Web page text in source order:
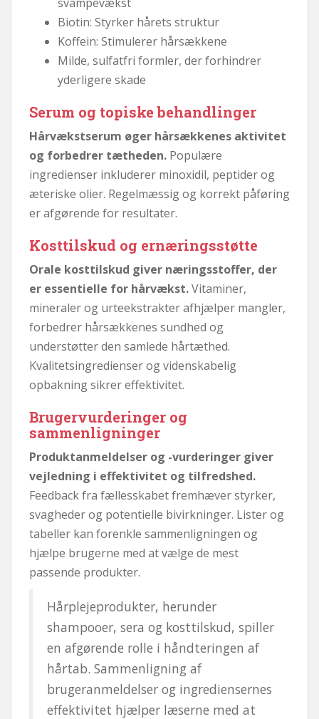
Biotin: Styrker hårets struktur
Koffein: Stimulerer hårsækkene
Milde, sulfatfri formler, der forhindrer
yderligere skade
Serum og topiske behandlinger
Hårvækstserum øger hårsækkenes aktivitet
og forbedrer tætheden. Populære
ingredienser inkluderer minoxidil, peptider og
æteriske olier. Regelmæssig og korrekt påføring
er afgørende for resultater.
Kosttilskud og ernæringsstøtte
Orale kosttilskud giver næringsstoffer, der
er essentielle for hårvækst.Vitaminer,
mineraler og urteekstrakter afhjælper mangler,
forbedrer hårsækkenes sundhed og
understøtter den samlede hårtæthed.
Kvalitetsingredienser og videnskabelig
opbakning sikrer effektivitet.
Brugervurderinger og
sammenligninger
Produktanmeldelser og -vurderinger giver
vejledning i effektivitet og tilfredshed.
Feedback fra fællesskabet fremhæver styrker,
svagheder og potentielle bivirkninger. Lister og
tabeller kan forenkle sammenligningen og
hjælpe brugerne med at vælge de mest
passende produkter.
Hårplejeprodukter, herunder
shampooer, sera og kosttilskud, spiller
en afgørende rolle i håndteringen af ​​
hårtab. Sammenligning af
brugeranmeldelser og ingrediensernes
effektivitet hjælper læserne med at